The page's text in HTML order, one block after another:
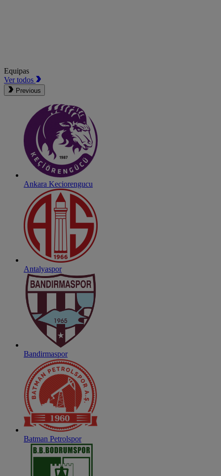
Equipas
Ver todos
Previous
Ankara Keciorengucu
Antalyaspor
Bandirmaspor
Batman Petrolspor